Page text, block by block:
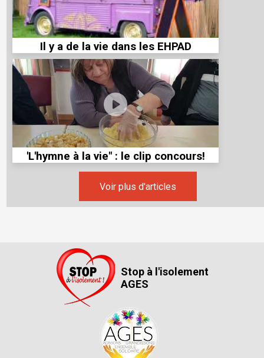
Il y a de la vie dans les EHPAD
'L'hymne à la vie" : le clip concours!
Voir plus d'articles
Stop à l'isolement
AGES